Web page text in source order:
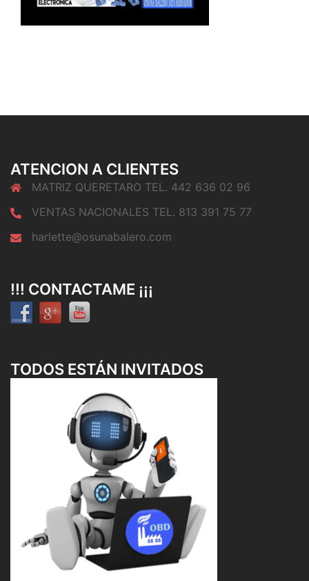
ATENCION A CLIENTES
MATRIZ QUERETARO TEL. 442 636 02 96
VENTAS NACIONALES TEL. 813 391 75 77
harlette@osunabalero.com
!!! CONTACTAME ¡¡¡
TODOS ESTÁN INVITADOS